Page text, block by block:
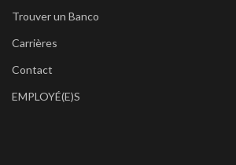
Trouver un Banco
Carrières
Contact
EMPLOYÉ(E)S